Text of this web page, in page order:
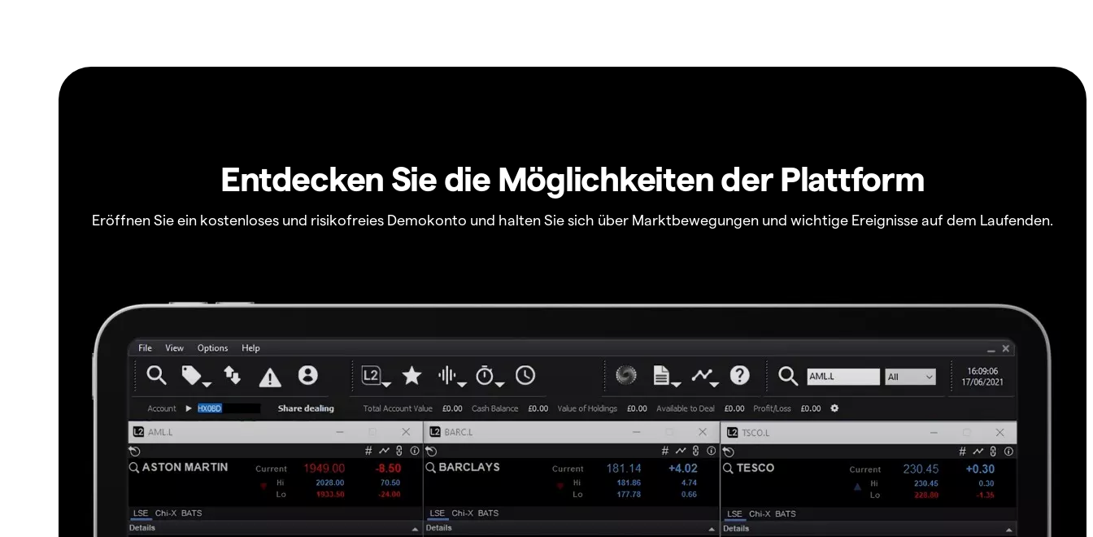
Entdecken Sie die Möglichkeiten der Plattform
Eröffnen Sie ein kostenloses und risikofreies Demokonto und halten Sie sich über Marktbewegungen und wichtige Ereignisse auf dem Laufenden.